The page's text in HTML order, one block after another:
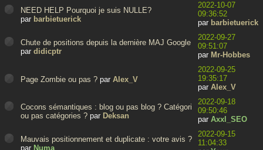
NEED HELP Pourquoi je suis NULLE?
par barbietuerick
2022-10-07
09:36:52
par barbietuerick
Chute de positions depuis la dernière MAJ Google
pardidicptr
2022-09-27
09:51:07
par Mr-Hobbes
Page Zombie ou pas ? parAlex_V
2022-09-25
19:35:17
par Alex_V
Cocons sémantiques : blog ou pas blog ? Catégories
ou pas catégories ? par Deksan
2022-09-18
09:50:46
par Axxl_SEO
Mauvais positionnement et duplicate : votre avis ?
par Numa
2022-09-15
11:04:33